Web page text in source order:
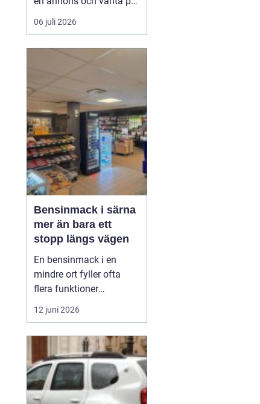
svar. Många vill få en
bra peng för bilen,
snöskotern, men lika
viktigt är en säker affär,
snabb betalning oc...
06 juli 2026
Bensinmack i särna
mer än bara ett
stopp längs vägen
En bensinmack i en
mindre ort fyller ofta
flera funktioner
samtidigt. I Särna, mitt i
norra Dalarna, blir
knutpunkt för både
ortsbor och
genomresande. Här
handlar det om mer än
12 juni 2026